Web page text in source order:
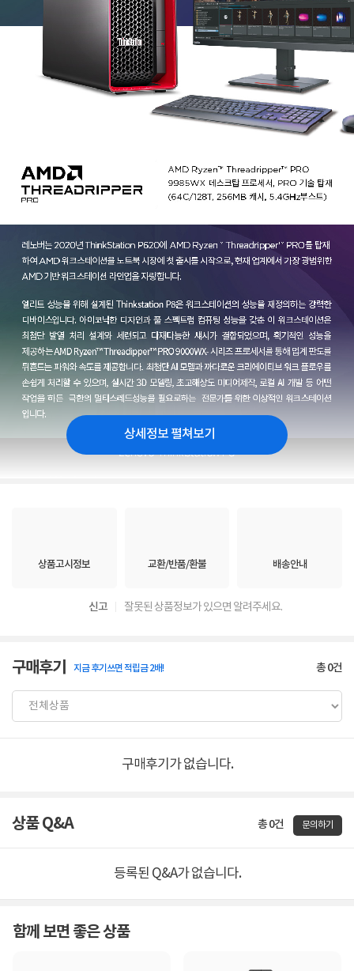
상세정보 펼쳐보기
상품고시정보 교환/반품/환불 배송안내
신고 잘못된 상품정보가 있으면 알려주세요.
구매후기 지금 후기쓰면 적립금 2배! 총0건
구매후기가 없습니다.
상품 Q&A 총 0건 문의하기
등록된 Q&A가 없습니다.
함께 보면 좋은 상품